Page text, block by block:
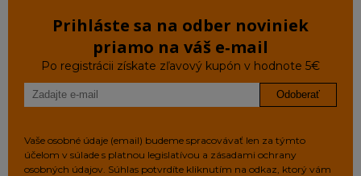
Prihláste sa na odber noviniek
priamo na váš e‑mail
Po registrácii získate zľavový kupón v hodnote 5€
Odoberať
Vaše osobné údaje (email) budeme spracovávať len za týmto
účelom v súlade s platnou legislatívou a zásadami ochrany
osobných údajov. Súhlas potvrdíte kliknutím na odkaz, ktorý vám